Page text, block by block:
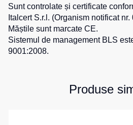
Sunt controlate și certificate
Italcert S.r.l. (Organism notificat nr.
Măștile sunt marcate CE.
Sistemul de management BLS
9001:2008.
Produse